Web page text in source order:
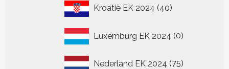
Kroatië EK 2024 4040
Luxemburg EK 2024 00
Nederland EK 2024 7575